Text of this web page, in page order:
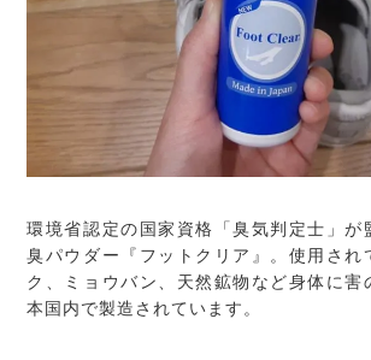
環境省認定の国家資格「臭気判定士」が
臭パウダー『フットクリア』。使用され
ク、ミョウバン、天然鉱物など身体に害
本国内で製造されています。